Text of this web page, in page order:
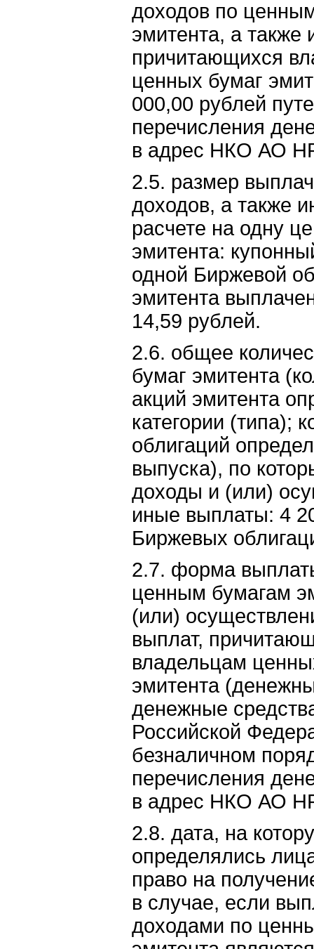
доходов по
эмитента, а также
причитающихся
ценных бумаг
000,00 рублей
перечисления
в адрес НКО АО
2.5. размер
доходов, а также
расчете на одну
эмитента:
одной Биржевой
эмитента
14,59 рублей.
2.6. общее
бумаг эмитента
акций эмитента
категории (типа);
облигаций
выпуска), по
доходы и (или)
иные выплаты: 4
Биржевых
2.7. форма
ценным бумагам
(или)
выплат,
владельцам
эмитента
денежные
Российской
безналичном
перечисления
в адрес НКО АО
2.8. дата, на
определялись
право на
в случае, если
доходами по